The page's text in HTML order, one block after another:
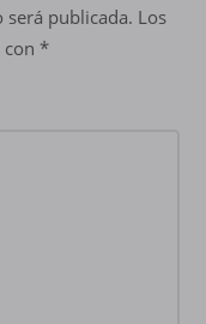
publicada. Los
*